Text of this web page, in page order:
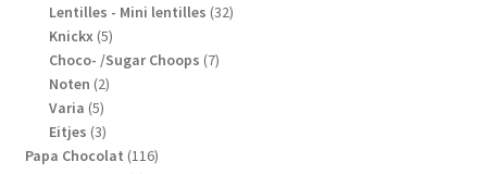
Lentilles - Mini lentilles 3232
Knickx 55
producten
Choco- /Sugar Choops 77
Noten 22
Varia 55
producten
Eitjes 33
producten
Papa Chocolat 116116